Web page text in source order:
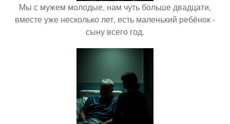
Мы с мужем молодые, нам чуть больше двадцати,
вместе уже несколько лет, есть маленький ребёнок -
сыну всего год.